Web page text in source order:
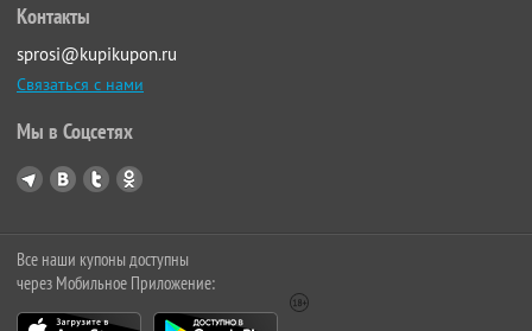
Контакты
sprosi@kupikupon.ru
Связаться с нами
Мы в Соцсетях
Все наши купоны доступны
через Мобильное Приложение: